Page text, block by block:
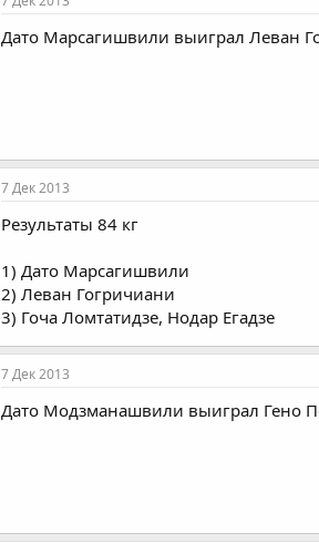
Дато Марсагишвили выиграл Леван
7 Дек 2013
Результаты 84 кг
1) Дато Марсагишвили
2) Леван Гогричиани
3) Гоча Ломтатидзе, Нодар Егадзе
7 Дек 2013
Дато Модзманашвили выиграл Гено